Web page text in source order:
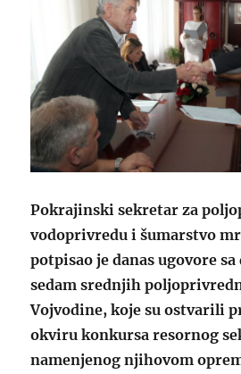
Pokrajinski sekretar za
vodoprivredu i šumarstvo
potpisao je danas ugovore
sedam srednjih
Vojvodine, koje su ostvarili
okviru konkursa resornog
namenjenog njihovom